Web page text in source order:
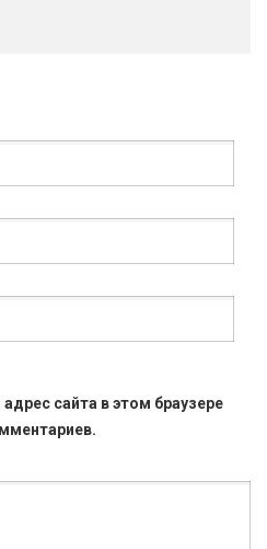
сайта в этом браузере